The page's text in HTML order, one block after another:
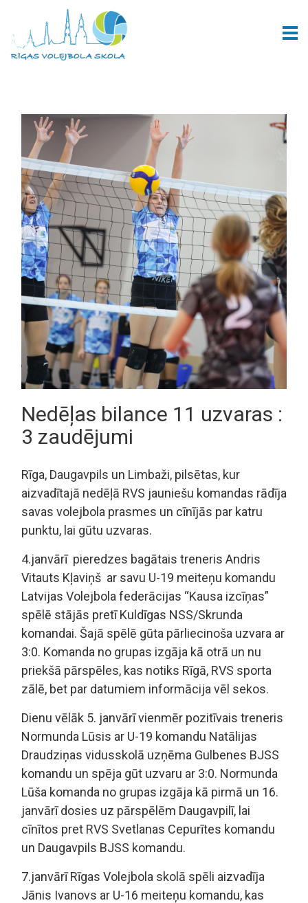
Nedēļas bilance 11 uzvaras :
3 zaudējumi
Rīga, Daugavpils un Limbaži, pilsētas, kur
aizvadītajā nedēļā RVS jauniešu komandas rādīja
savas volejbola prasmes un cīnījās par katru
punktu, lai gūtu uzvaras.
4.janvārī pieredzes bagātais treneris Andris
Vitauts Kļaviņš ar savu U-19 meiteņu komandu
Latvijas Volejbola federācijas “Kausa izcīņas”
spēlē stājās pretī Kuldīgas NSS/Skrunda
komandai. Šajā spēlē gūta pārliecinoša uzvara ar
3:0. Komanda no grupas izgāja kā otrā un nu
priekšā pārspēles, kas notiks Rīgā, RVS sporta
zālē, bet par datumiem informācija vēl sekos.
Dienu vēlāk 5. janvārī vienmēr pozitīvais treneris
Normunda Lūsis ar U-19 komandu Natālijas
Draudziņas vidusskolā uzņēma Gulbenes BJSS
komandu un spēja gūt uzvaru ar 3:0. Normunda
Lūša komanda no grupas izgāja kā pirmā un 16.
janvārī dosies uz pārspēlēm Daugavpilī, lai
cīnītos pret RVS Svetlanas Cepurītes komandu
un Daugavpils BJSS komandu.
7.janvārī Rīgas Volejbola skolā spēli aizvadīja
Jānis Ivanovs ar U-16 meiteņu komandu, kas